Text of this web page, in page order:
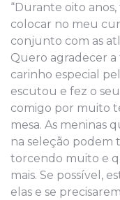
“Durante oito
colocar no meu
conjunto com as
Quero agradecer a
carinho especial
escutou e fez o
comigo por muito
mesa. As meninas
na seleção podem
torcendo muito e
mais. Se possível,
elas e se